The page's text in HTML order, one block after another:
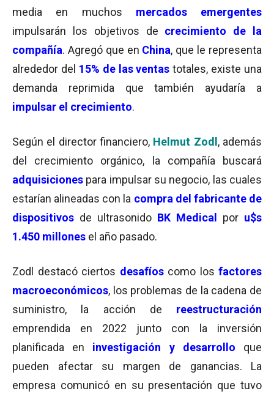
media en muchos mercados emergentes
impulsarán los objetivos de crecimiento de la
compañía. Agregó que en China, que le representa
alrededor del 15% de las ventas totales, existe una
demanda reprimida que también ayudaría a
impulsar el crecimiento.
Según el director financiero, Helmut Zodl , además
del crecimiento orgánico, la compañía buscará
adquisiciones para impulsar su negocio, las cuales
estarían alineadas con la compra del fabricante de
dispositivos de ultrasonido BK Medical por u$s
1.450 millones el año pasado.
Zodl destacó ciertos desafíoscomo los factores
macroeconómicos, los problemas de la cadena de
suministro, la acción de reestructuración
emprendida en 2022 junto con la inversión
planificada en investigación y desarrollo que
pueden afectar su margen de ganancias. La
empresa comunicó en su presentación que tuvo